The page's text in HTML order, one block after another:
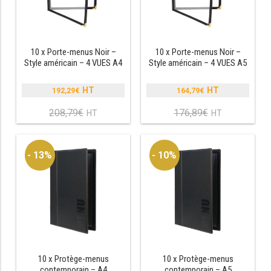
RÉFRIGÉRATEUR POISSON
CONGÉLATEUR
CONGÉLATEURS HORIZONTAUX
CELLULE DE REFROIDISSEMENT
ARMOIRE À BOISSONS
ARRIÈRE-BAR
10 x Porte-menus Noir –
Style américain – 4 VUES A4
208,79€
prix
192,29€
Le
prix
est :
192,29€.
10 x Porte-menus Noir –
Style américain – 4 VUES A5
176,89€
prix
164,79€
Le
prix
est :
164,79€.
- 13%
10 x Protège-menus
- 10%
10 x Protège-menus